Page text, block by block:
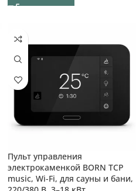
Пульт управления
электрокаменкой BORN TCP
music, Wi-Fi, для сауны и бани,